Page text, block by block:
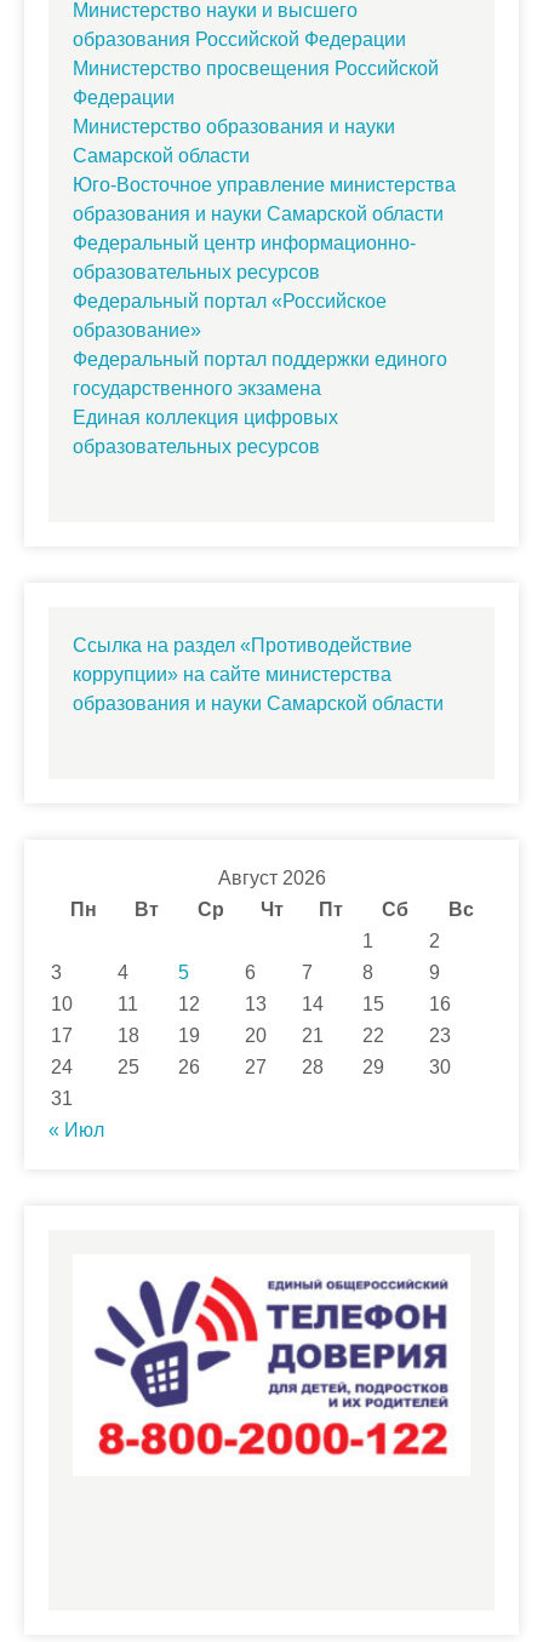
Министерство науки и высшего
образования Российской Федерации
Министерство просвещения Российской
Федерации
Министерство образования и науки
Самарской области
Юго-Восточное управление министерства
образования и науки Самарской области
Федеральный центр информационно-
образовательных ресурсов
Федеральный портал «Российское
образование»
Федеральный портал поддержки единого
государственного экзамена
Единая коллекция цифровых
образовательных ресурсов
Ссылка на раздел «Противодействие
коррупции» на сайте министерства
образования и науки Самарской области
Август 2026
Пн
Вт Ср Чт Пт Сб
Вс
1
2
3
4 5 6 7 8
9
10
11 12 13 14 15
16
17
18 19 20 21 22
23
24
25 26 27 28 29
30
31
« Июл